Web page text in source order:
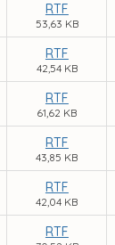
RTF
53,63 KB
RTF
42,54 KB
RTF
61,62 KB
RTF
43,85 KB
RTF
42,04 KB
RTF